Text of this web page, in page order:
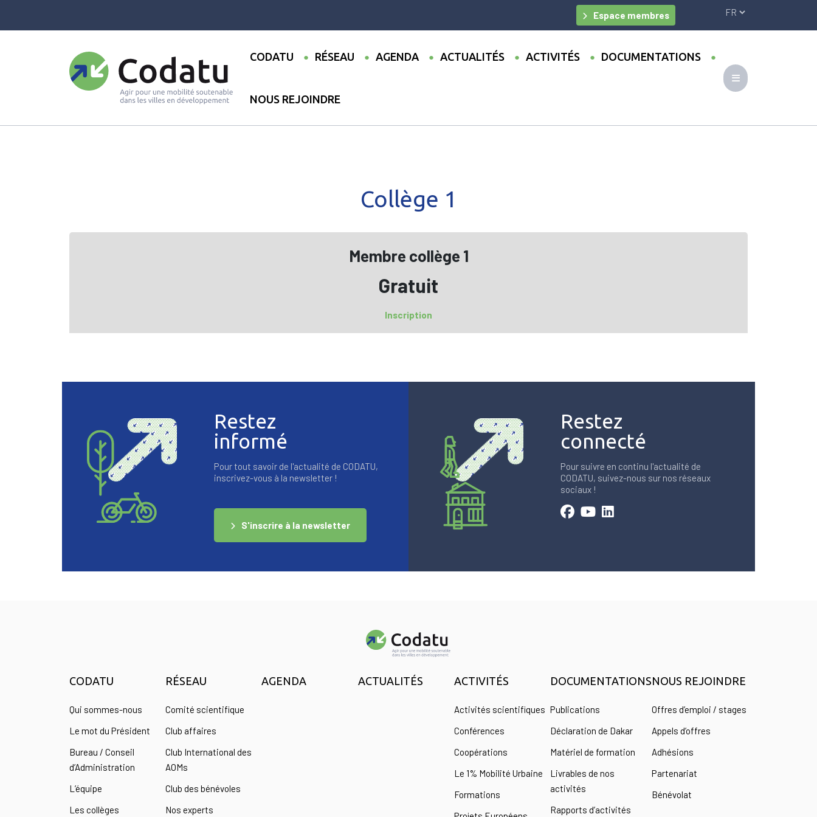
Espace membres
CODATU RÉSEAU AGENDA ACTUALITÉS ACTIVITÉS DOCUMENTATIONS
NOUS REJOINDRE
Collège 1
Membre collège 1
Gratuit
Inscription
Restez
informé
Pour tout savoir de l'actualité de CODATU,
inscrivez-vous à la newsletter !
S'inscrire à la newsletter
Restez
connecté
Pour suivre en continu l'actualité de
CODATU, suivez-nous sur nos réseaux
sociaux !
CODATU
Qui sommes-nous
Le mot du Président
Bureau / Conseil
d’Administration
L’équipe
Les collèges
RÉSEAU
Comité scientifique
Club affaires
Club International des
AOMs
Club des bénévoles
Nos experts
AGENDA ACTUALITÉS ACTIVITÉS
Activités scientifiques
Conférences
Coopérations
Le 1% Mobilité Urbaine
Formations
DOCUMENTATIONS
Publications
Déclaration de Dakar
Matériel de formation
Livrables de nos
activités
Rapports d’activités
NOUS REJOINDRE
Offres d’emploi / stages
Appels d’offres
Adhésions
Partenariat
Bénévolat